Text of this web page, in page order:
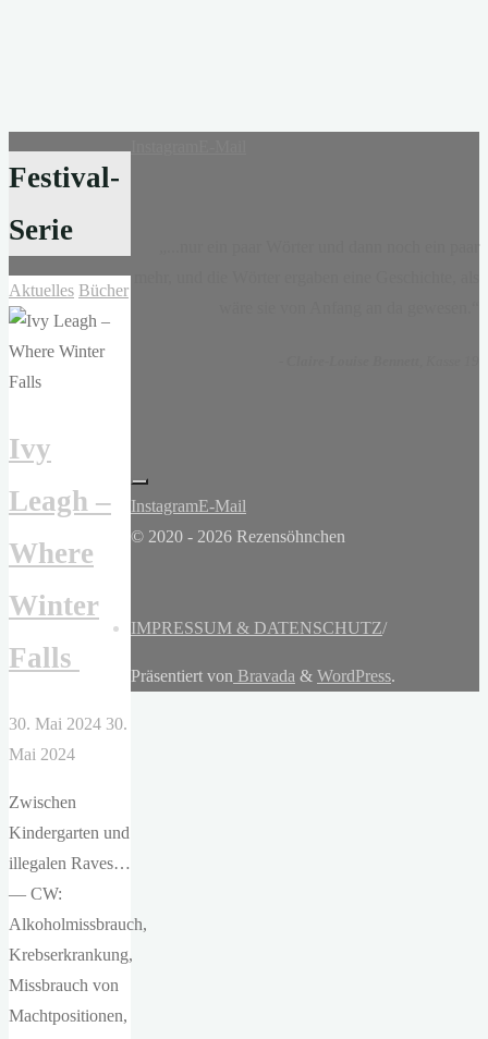
Festival-
Serie
Aktuelles Bücher
Ivy
Leagh –
Where
Winter
Falls
30. Mai 2024 30.
Mai 2024
Zwischen
Kindergarten und
illegalen Raves…
— CW:
Alkoholmissbrauch,
Krebserkrankung,
Missbrauch von
Machtpositionen,
InstagramE-Mail
© 2020 - 2026 Rezensöhnchen
IMPRESSUM & DATENSCHUTZ/
Präsentiert von Bravada & WordPress.